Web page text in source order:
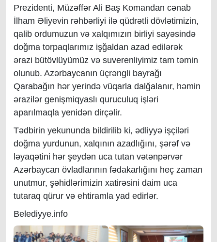
Prezidenti, Müzəffər Ali Baş Komandan cənab
İlham Əliyevin rəhbərliyi ilə qüdrətli dövlətimizin,
qalib ordumuzun və xalqımızın birliyi sayəsində
doğma torpaqlarımız işğaldan azad edilərək
ərazi bütövlüyümüz və suverenliyimiz tam təmin
olunub. Azərbaycanın üçrəngli bayrağı
Qarabağın hər yerində vüqarla dalğalanır, həmin
ərazilər genişmiqyaslı quruculuq işləri
aparılmaqla yenidən dirçəlir.
Tədbirin yekununda bildirilib ki, ədliyyə işçiləri
doğma yurdunun, xalqının azadlığını, şərəf və
ləyaqətini hər şeydən uca tutan vətənpərvər
Azərbaycan övladlarının fədakarlığını heç zaman
unutmur, şəhidlərimizin xatirəsini daim uca
tutaraq qürur və ehtiramla yad edirlər.
Belediyye.info